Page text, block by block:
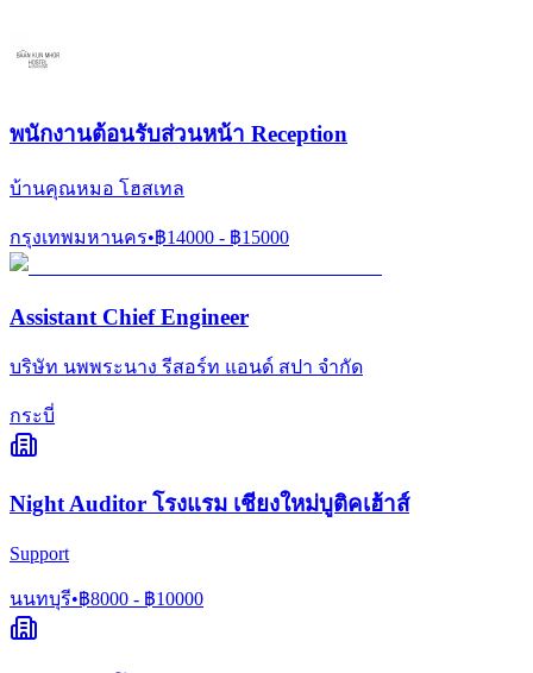
พนักงานต้อนรับส่วนหน้า Reception
บ้านคุณหมอ โฮสเทล
กรุงเทพมหานคร•฿14000 - ฿15000
Assistant Chief Engineer
บริษัท นพพระนาง รีสอร์ท แอนด์ สปา จำกัด
กระบี่
Night Auditor โรงแรม เชียงใหม่บูติคเฮ้าส์
Support
นนทบุรี•฿8000 - ฿10000